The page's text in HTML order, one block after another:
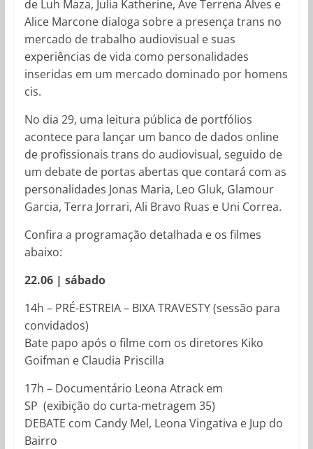
de Luh Maza, Julia Katherine, Ave Terrena Alves e
Alice Marcone dialoga sobre a presença trans no
mercado de trabalho audiovisual e suas
experiências de vida como personalidades
inseridas em um mercado dominado por homens
cis.
No dia 29, uma leitura pública de portfólios
acontece para lançar um banco de dados online
de profissionais trans do audiovisual, seguido de
um debate de portas abertas que contará com as
personalidades Jonas Maria, Leo Gluk, Glamour
Garcia, Terra Jorrari, Ali Bravo Ruas e Uni Correa.
Confira a programação detalhada e os filmes
abaixo:
22.06 | sábado
14h – PRÉ-ESTREIA – BIXA TRAVESTY (sessão para
convidados)
Bate papo após o filme com os diretores Kiko
Goifman e Claudia Priscilla
17h – Documentário Leona Atrack em
SP (exibição do curta-metragem 35)
DEBATE com Candy Mel, Leona Vingativa e Jup do
Bairro